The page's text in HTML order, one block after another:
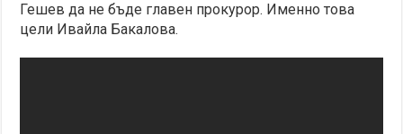
Гешев да не бъде главен прокурор. Именно това
цели Ивайла Бакалова.